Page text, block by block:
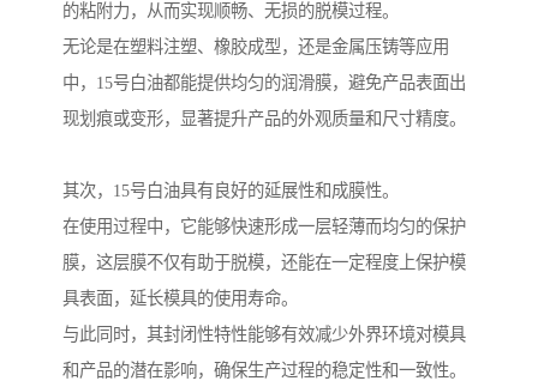
的粘附力，从而实现顺畅、无损的脱模过程。
无论是在塑料注塑、橡胶成型，还是金属压铸等应用
中，15号白油都能提供均匀的润滑膜，避免产品表面出
现划痕或变形，显著提升产品的外观质量和尺寸精度。
其次，15号白油具有良好的延展性和成膜性。
在使用过程中，它能够快速形成一层轻薄而均匀的保护
膜，这层膜不仅有助于脱模，还能在一定程度上保护模
具表面，延长模具的使用寿命。
与此同时，其封闭性特性能够有效减少外界环境对模具
和产品的潜在影响，确保生产过程的稳定性和一致性。